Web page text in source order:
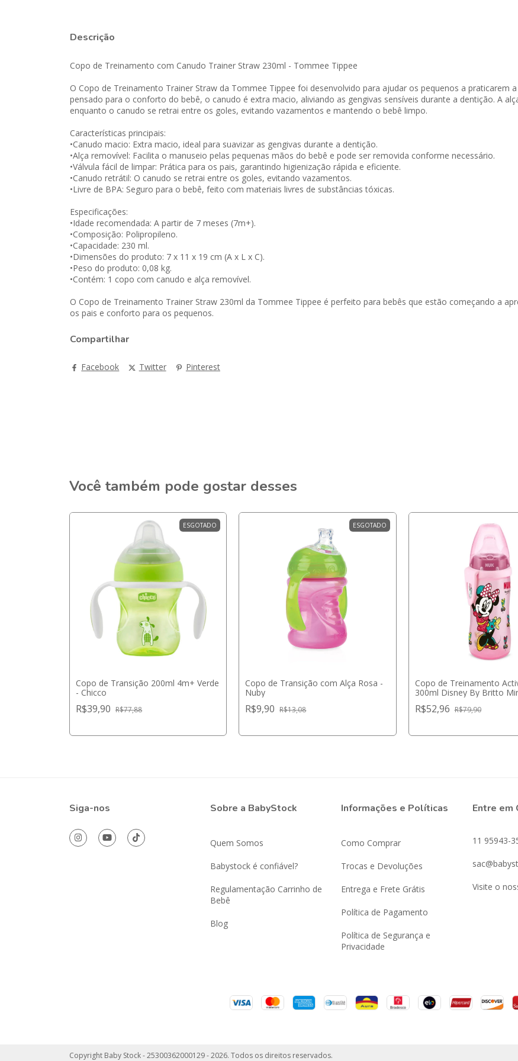
Descrição
Copo de Treinamento com Canudo Trainer Straw 230ml - Tommee Tippee
O Copo de Treinamento Trainer Straw da Tommee Tippee foi desenvolvido para ajudar os pequenos a praticarem
pensado para o conforto do bebê, o canudo é extra macio, aliviando as gengivas sensíveis durante a dentição. A
enquanto o canudo se retrai entre os goles, evitando vazamentos e mantendo o bebê limpo.
Características principais:
•Canudo macio: Extra macio, ideal para suavizar as gengivas durante a dentição.
•Alça removível: Facilita o manuseio pelas pequenas mãos do bebê e pode ser removida conforme necessário.
•Válvula fácil de limpar: Prática para os pais, garantindo higienização rápida e eficiente.
•Canudo retrátil: O canudo se retrai entre os goles, evitando vazamentos.
•Livre de BPA: Seguro para o bebê, feito com materiais livres de substâncias tóxicas.
Especificações:
•Idade recomendada: A partir de 7 meses (7m+).
•Composição: Polipropileno.
•Capacidade: 230 ml.
•Dimensões do produto: 7 x 11 x 19 cm (A x L x C).
•Peso do produto: 0,08 kg.
•Contém: 1 copo com canudo e alça removível.
O Copo de Treinamento Trainer Straw 230ml da Tommee Tippee é perfeito para bebês que estão começando a
os pais e conforto para os pequenos.
Compartilhar
Facebook Twitter Pinterest
Você também pode gostar desses
ESGOTADO
Copo de Transição 200ml 4m+ Verde
- Chicco
R$39,90 R$77,88
ESGOTADO
Copo de Transição com Alça Rosa -
Nuby
R$9,90 R$13,08
Copo de Treinamento
300ml Disney By Britto
R$52,96 R$79,90
Siga-nos Sobre a BabyStock
Quem Somos
Babystock é confiável?
Regulamentação Carrinho de
Bebê
Blog
Informações e Políticas
Como Comprar
Trocas e Devoluções
Entrega e Frete Grátis
Política de Pagamento
Política de Segurança e
Privacidade
Entre em
11 95943-
Visite o
Copyright Baby Stock - 25300362000129 - 2026. Todos os direitos reservados.